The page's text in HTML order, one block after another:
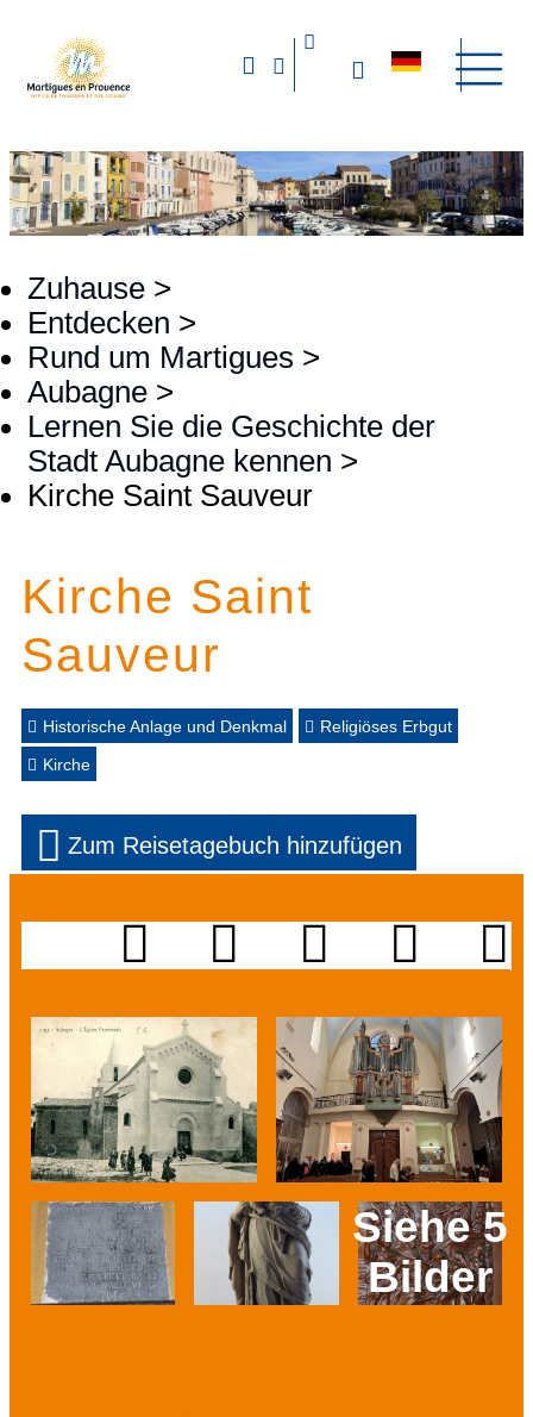
Zuhause >
Entdecken >
Rund um Martigues >
Aubagne >
Lernen Sie die Geschichte der
Stadt Aubagne kennen >
Kirche Saint Sauveur
Kirche Saint
Sauveur
Historische Anlage und Denkmal
Religiöses Erbgut
Kirche
Zum Reisetagebuch hinzufügen
Siehe 5
Bilder